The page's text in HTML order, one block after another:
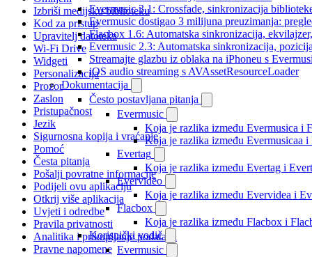
Evermusic 3.1: Crossfade, sinkronizacija
Evermusic dostigao 3 milijuna preuzimanja:
Flacbox 1.6: Automatska sinkronizacija,
Evermusic 2.3: Automatska sinkronizacija,
Streamajte glazbu iz oblaka na iPhoneu s
iOS audio streaming s AVAssetResourceLoader
Dokumentacija
Često postavljana pitanja
Evermusic
Koja je razlika između Evermusica i
Koja je razlika između Evermusicaa i
Evertag
Koja je razlika između Evertag i
Evervideo
Koja je razlika između Evervidea i
Flacbox
Koja je razlika između Flacbox i
Korisnički vodič
Evermusic
Izbriši medijsku biblioteku
Kod za pristup
Upravitelj datoteka
Wi-Fi Drive
Widgeti
Personalizacija
Prozor
Zaslon
Pristupačnost
Jezik
Sigurnosna kopija i vraćanje
Pomoć
Česta pitanja
Pošalji povratne informacije
Podijeli ovu aplikaciju
Otkrij više aplikacija
Uvjeti i odredbe
Pravila privatnosti
Analitika i prikupljanje podataka
Pravne napomene